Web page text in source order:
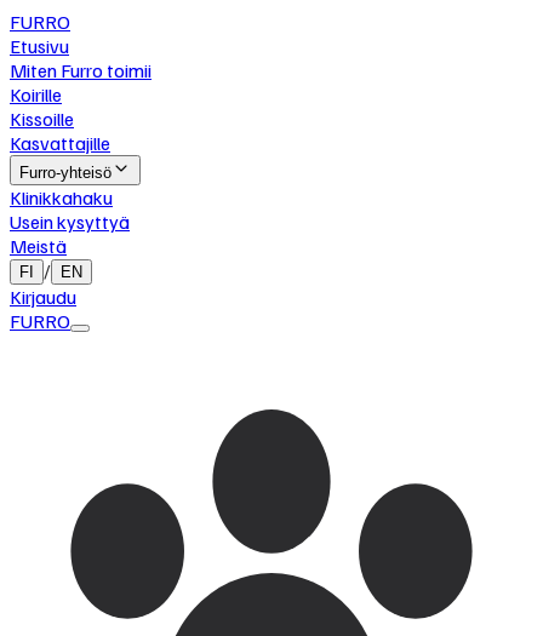
FURRO
Etusivu
Miten Furro toimii
Koirille
Kissoille
Kasvattajille
Furro-yhteisö
Klinikkahaku
Usein kysyttyä
Meistä
FI / EN
Kirjaudu
FURRO